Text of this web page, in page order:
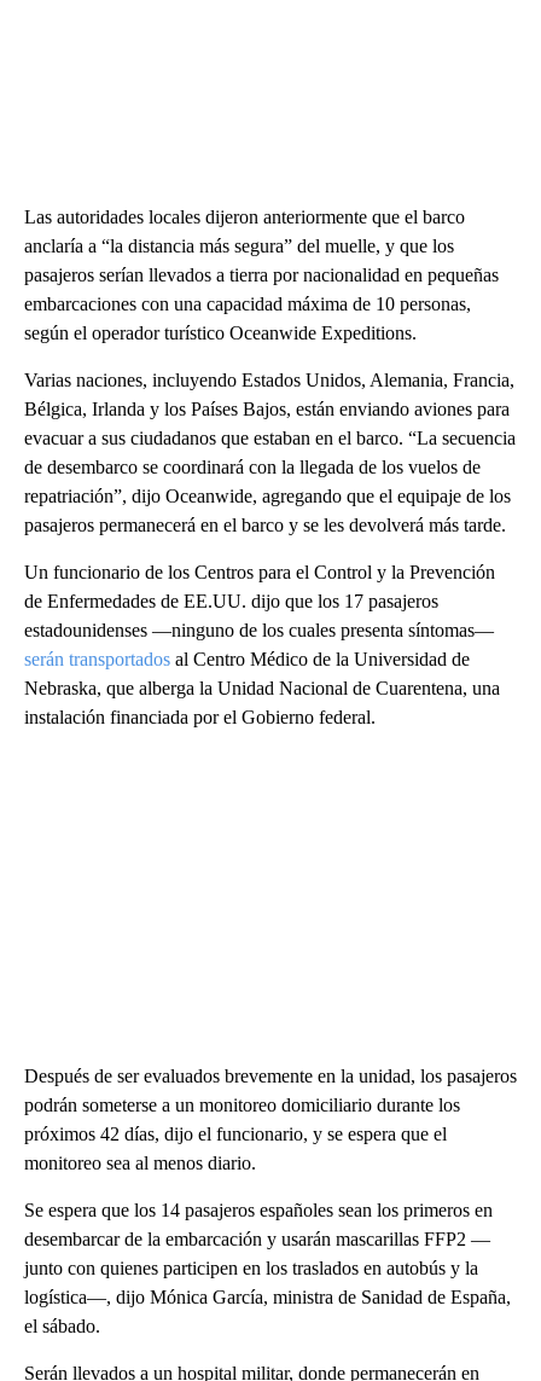
Las autoridades locales dijeron anteriormente que el barco
anclaría a “la distancia más segura” del muelle, y que los
pasajeros serían llevados a tierra por nacionalidad en pequeñas
embarcaciones con una capacidad máxima de 10 personas,
según el operador turístico Oceanwide Expeditions.
Varias naciones, incluyendo Estados Unidos, Alemania, Francia,
Bélgica, Irlanda y los Países Bajos, están enviando aviones para
evacuar a sus ciudadanos que estaban en el barco. “La secuencia
de desembarco se coordinará con la llegada de los vuelos de
repatriación”, dijo Oceanwide, agregando que el equipaje de los
pasajeros permanecerá en el barco y se les devolverá más tarde.
Un funcionario de los Centros para el Control y la Prevención
de Enfermedades de EE.UU. dijo que los 17 pasajeros
estadounidenses —ninguno de los cuales presenta síntomas—
serán transportados al Centro Médico de la Universidad de
Nebraska, que alberga la Unidad Nacional de Cuarentena, una
instalación financiada por el Gobierno federal.
Después de ser evaluados brevemente en la unidad, los pasajeros
podrán someterse a un monitoreo domiciliario durante los
próximos 42 días, dijo el funcionario, y se espera que el
monitoreo sea al menos diario.
Se espera que los 14 pasajeros españoles sean los primeros en
desembarcar de la embarcación y usarán mascarillas FFP2 —
junto con quienes participen en los traslados en autobús y la
logística—, dijo Mónica García, ministra de Sanidad de España,
el sábado.
Serán llevados a un hospital militar, donde permanecerán en